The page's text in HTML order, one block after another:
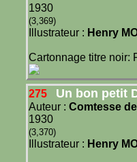
1930
(3,369)
Illustrateur : Henry
Cartonnage titre noir:
275 Un bon petit
Auteur : Comtesse
1930
(3,370)
Illustrateur : Henry